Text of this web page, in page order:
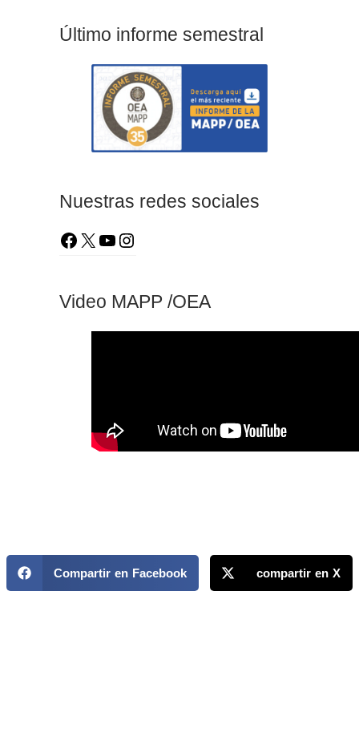
Último informe semestral
Nuestras redes sociales
Video MAPP /OEA
Compartir en Facebook compartir en X